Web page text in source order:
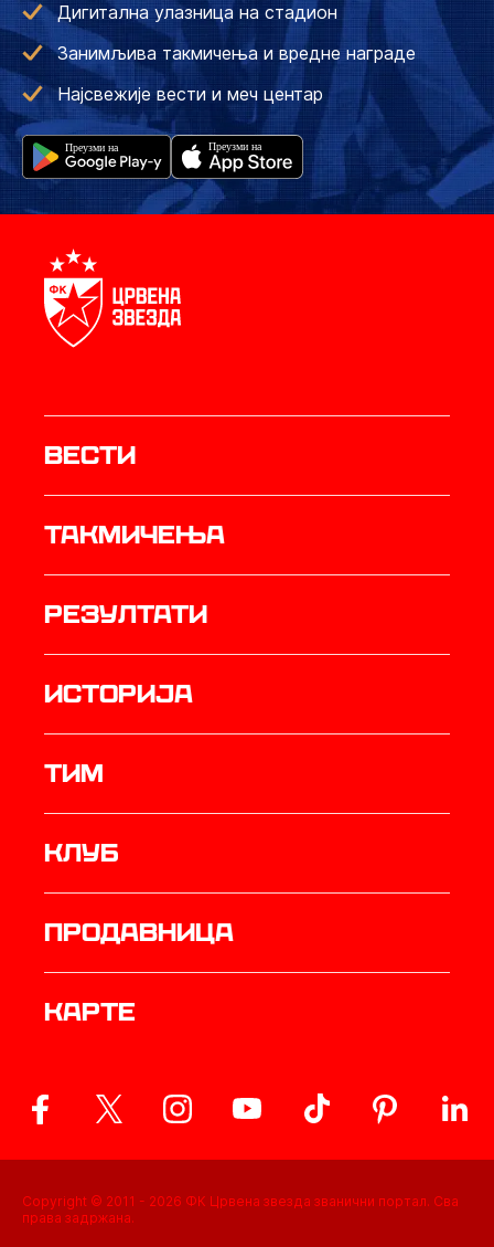
Дигитална улазница на стадион
Занимљива такмичења и вредне награде
Најсвежије вести и меч центар
Вести
Такмичења
резултати
историја
ТИМ
Клуб
продавница
Карте
Copyright © 2011 - 2026 ФК Црвена звезда званични портал. Сва
права задржана.